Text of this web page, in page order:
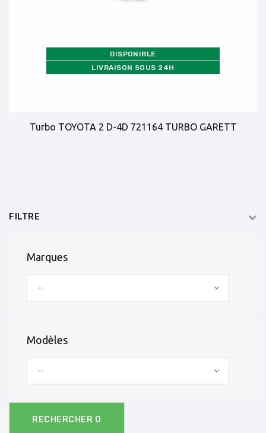
DISPONIBLE
LIVRAISON SOUS 24H
Turbo TOYOTA 2 D-4D 721164 TURBO GARETT
FILTRE
Marques
--
Modèles
--
RECHERCHER 0